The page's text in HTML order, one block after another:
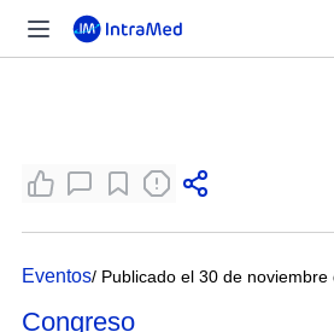
Eventos/ Publicado el 30 de noviembre
Congreso